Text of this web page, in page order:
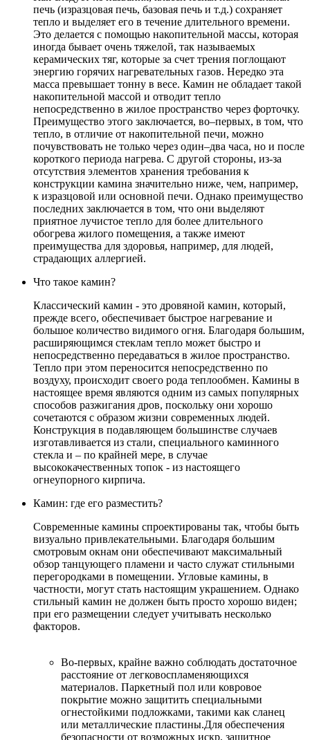
печь (изразцовая печь, базовая печь и т.д.) сохраняет
тепло и выделяет его в течение длительного времени.
Это делается с помощью накопительной массы, которая
иногда бывает очень тяжелой, так называемых
керамических тяг, которые за счет трения поглощают
энергию горячих нагревательных газов. Нередко эта
масса превышает тонну в весе. Камин не обладает такой
накопительной массой и отводит тепло
непосредственно в жилое пространство через форточку.
Преимущество этого заключается, во–первых, в том, что
тепло, в отличие от накопительной печи, можно
почувствовать не только через один–два часа, но и после
короткого периода нагрева. С другой стороны, из-за
отсутствия элементов хранения требования к
конструкции камина значительно ниже, чем, например,
к изразцовой или основной печи. Однако преимущество
последних заключается в том, что они выделяют
приятное лучистое тепло для более длительного
обогрева жилого помещения, а также имеют
преимущества для здоровья, например, для людей,
страдающих аллергией.
Что такое камин?
Классический камин - это дровяной камин, который,
прежде всего, обеспечивает быстрое нагревание и
большое количество видимого огня. Благодаря большим,
расширяющимся стеклам тепло может быстро и
непосредственно передаваться в жилое пространство.
Тепло при этом переносится непосредственно по
воздуху, происходит своего рода теплообмен. Камины в
настоящее время являются одним из самых популярных
способов разжигания дров, поскольку они хорошо
сочетаются с образом жизни современных людей.
Конструкция в подавляющем большинстве случаев
изготавливается из стали, специального каминного
стекла и – по крайней мере, в случае
высококачественных топок - из настоящего
огнеупорного кирпича.
Камин: где его разместить?
Современные камины спроектированы так, чтобы быть
визуально привлекательными. Благодаря большим
смотровым окнам они обеспечивают максимальный
обзор танцующего пламени и часто служат стильными
перегородками в помещении. Угловые камины, в
частности, могут стать настоящим украшением. Однако
стильный камин не должен быть просто хорошо виден;
при его размещении следует учитывать несколько
факторов.
Во-первых, крайне важно соблюдать достаточное
расстояние от легковоспламеняющихся
материалов. Паркетный пол или ковровое
покрытие можно защитить специальными
огнестойкими подложками, такими как сланец
или металлические пластины.Для обеспечения
безопасности от возможных искр, защитное